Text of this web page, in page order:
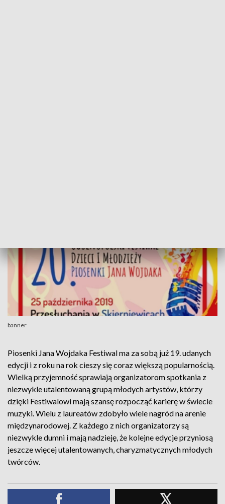
banner
Piosenki Jana Wojdaka Festiwal ma za sobą już 19. udanych
edycji i z roku na rok cieszy się coraz większą popularnością.
Wielką przyjemność sprawiają organizatorom spotkania z
niezwykle utalentowaną grupą młodych artystów, którzy
dzięki Festiwalowi mają szansę rozpocząć karierę w świecie
muzyki. Wielu z laureatów zdobyło wiele nagród na arenie
międzynarodowej. Z każdego z nich organizatorzy są
niezwykle dumni i mają nadzieję, że kolejne edycje przyniosą
jeszcze więcej utalentowanych, charyzmatycznych młodych
twórców.